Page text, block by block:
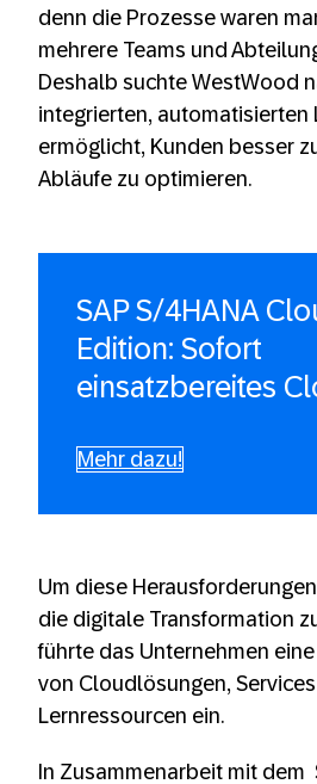
denn die Prozesse waren
mehrere Teams und
Deshalb suchte WestWood
integrierten, automatisierten
ermöglicht, Kunden besser
Abläufe zu optimieren.
SAP S/4HANA
Edition: Sofort
einsatzbereites
Mehr dazu!
Um diese
die digitale Transformation
führte das Unternehmen
von Cloudlösungen,
Lernressourcen ein.
In Zusammenarbeit mit dem